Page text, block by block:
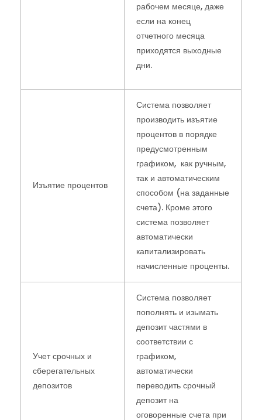
рабочем месяце, даже
если на конец
отчетного месяца
приходятся выходные
дни.
Изъятие процентов
Система позволяет
производить изъятие
процентов в порядке
предусмотренным
графиком, как ручным,
так и автоматическим
способом (на заданные
счета). Кроме этого
система позволяет
автоматически
капитализировать
начисленные проценты.
Учет срочных и
сберегательных
депозитов
Система позволяет
пополнять и изымать
депозит частями в
соответствии с
графиком,
автоматически
переводить срочный
депозит на
оговоренные счета при